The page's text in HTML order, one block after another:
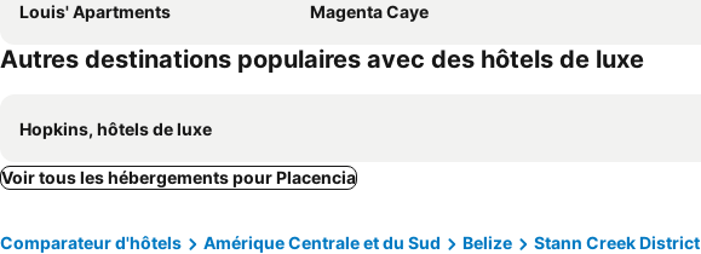
Louis' Apartments
Magenta Caye
Autres destinations populaires avec des hôtels de luxe
Hopkins, hôtels de luxe
Voir tous les hébergements pour Placencia
Comparateur d'hôtels Amérique Centrale et du Sud Belize Stann Creek District